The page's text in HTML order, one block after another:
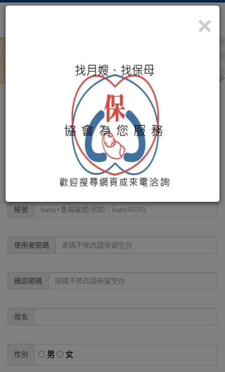
照顧您最珍貴的寶藏
社團法人桃園市保母協
註冊(暫不開放使用)
註冊(暫不開放使用)
帳號
使用者密碼
確認密碼
姓名
性別 男 女
×